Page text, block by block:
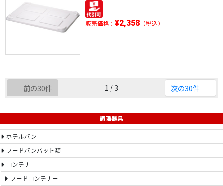
販売価格： ¥2,358（税込）
前の30件 1 / 3 次の30件
調理器具
ホテルパン
フードパンバット類
コンテナ
フードコンテナー